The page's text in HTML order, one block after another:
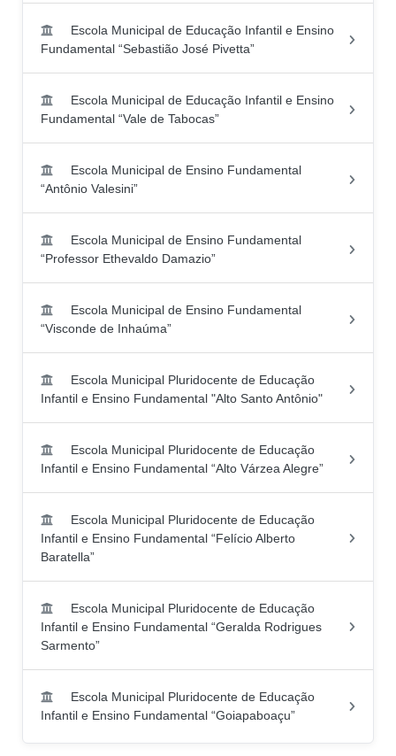
Escola Municipal de Educação Infantil e Ensino
Fundamental “Sebastião José Pivetta”
Escola Municipal de Educação Infantil e Ensino
Fundamental “Vale de Tabocas”
Escola Municipal de Ensino Fundamental
“Antônio Valesini”
Escola Municipal de Ensino Fundamental
“Professor Ethevaldo Damazio”
Escola Municipal de Ensino Fundamental
“Visconde de Inhaúma”
Escola Municipal Pluridocente de Educação
Infantil e Ensino Fundamental "Alto Santo Antônio"
Escola Municipal Pluridocente de Educação
Infantil e Ensino Fundamental “Alto Várzea Alegre”
Escola Municipal Pluridocente de Educação
Infantil e Ensino Fundamental “Felício Alberto
Baratella”
Escola Municipal Pluridocente de Educação
Infantil e Ensino Fundamental “Geralda Rodrigues
Sarmento”
Escola Municipal Pluridocente de Educação
Infantil e Ensino Fundamental “Goiapaboaçu”